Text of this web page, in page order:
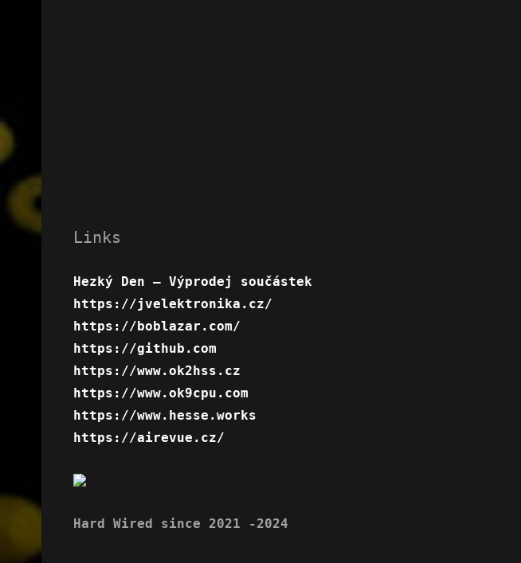
Links
Hezký Den – Výprodej součástek
https://jvelektronika.cz/
https://boblazar.com/
https://github.com
https://www.ok2hss.cz
https://www.ok9cpu.com
https://www.hesse.works
https://airevue.cz/
Hard Wired since 2021 -2024